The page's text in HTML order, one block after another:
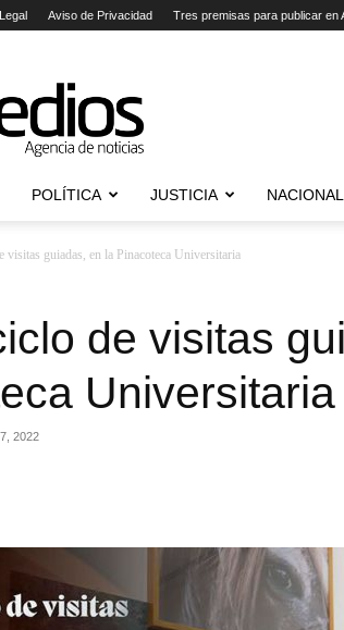
Aviso de Privacidad Tres premisas para publicar en
POLÍTICA JUSTICIA NACIONAL
visitas guiadas, en la Pinacoteca Universitaria
de visitas
Universitaria
2022